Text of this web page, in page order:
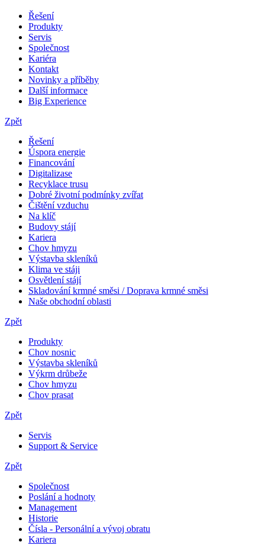
Řešení
Produkty
Servis
Společnost
Kariéra
Kontakt
Novinky a příběhy
Další informace
Big Experience
Zpět
Řešení
Úspora energie
Financování
Digitalizase
Recyklace trusu
Dobré životní podmínky zvířat
Čištění vzduchu
Na klíč
Budovy stájí
Kariera
Chov hmyzu
Výstavba skleníků
Klima ve stáji
Osvětlení stájí
Skladování krmné směsi / Doprava krmné směsi
Naše obchodní oblasti
Zpět
Produkty
Chov nosnic
Výstavba skleníků
Výkrm drůbeže
Chov hmyzu
Chov prasat
Zpět
Servis
Support & Service
Zpět
Společnost
Poslání a hodnoty
Management
Historie
Čísla - Personální a vývoj obratu
Kariera